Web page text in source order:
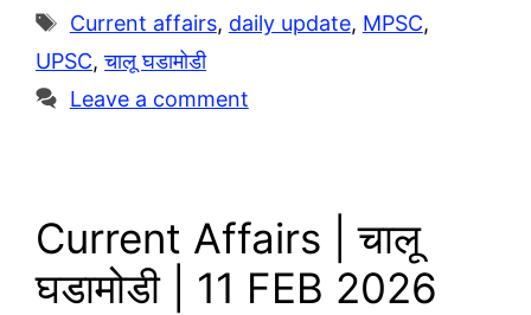
r
a
m
s
A
p
y
L
i
a
r
e
Tags
Current affairs, daily update, MPSC,
UPSC,चालू घडामोडी
Leave a comment
Current Affairs | चालू
घडामोडी | 11 FEB 2026